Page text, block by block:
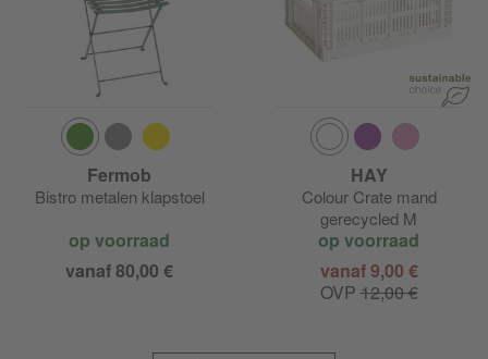
Fermob
Bistro metalen klapstoel
op voorraad
vanaf 80,00 €
HAY
Colour Crate mand
gerecycled M
op voorraad
vanaf 9,00 €
OVP12,00 €